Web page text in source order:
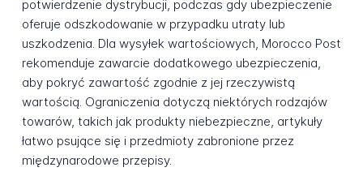
potwierdzenie dystrybucji, podczas gdy ubezpieczenie
oferuje odszkodowanie w przypadku utraty lub
uszkodzenia. Dla wysyłek wartościowych, Morocco Post
rekomenduje zawarcie dodatkowego ubezpieczenia,
aby pokryć zawartość zgodnie z jej rzeczywistą
wartością. Ograniczenia dotyczą niektórych rodzajów
towarów, takich jak produkty niebezpieczne, artykuły
łatwo psujące się i przedmioty zabronione przez
międzynarodowe przepisy.